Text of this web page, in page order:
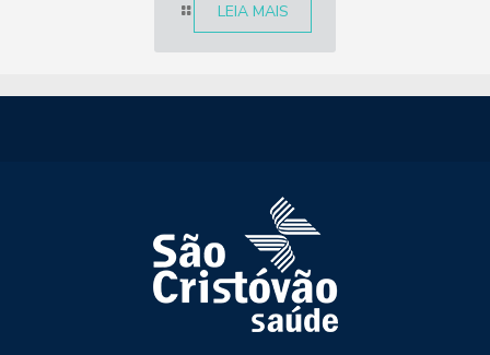
LEIA MAIS